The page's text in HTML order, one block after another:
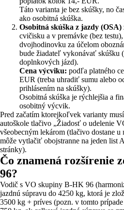
Táto varianta je bez skúšky, no
ako osobitná skúška.
Osobitná skúška z jazdy (OSA)
cvičisku a v premávke (bez
dvojhodinovku za účelom
bude žiadateľ vykonávať skúšku
doplnkových jázd).
Cena výcviku: podľa platného
EUR (treba uhradiť sumu alebo
prihlásením na skúšky).
Osobitná skúška je rýchlejšia a
osobitný výcvik.
Pred začatím ktorejkoľvek varianty
autoškole tlačivo „Žiadosť o udelenie
všeobecným lekárom (tlačivo dostane u
môže vytlačiť obojstranne na jeden list
stránky).
Čo znamená rozšírenie
96?
Vodič s VO skupiny B-HK 96
jazdnú súpravu do 4250 kg, ktorá je
3500 kg + príves (pozn. v tomto